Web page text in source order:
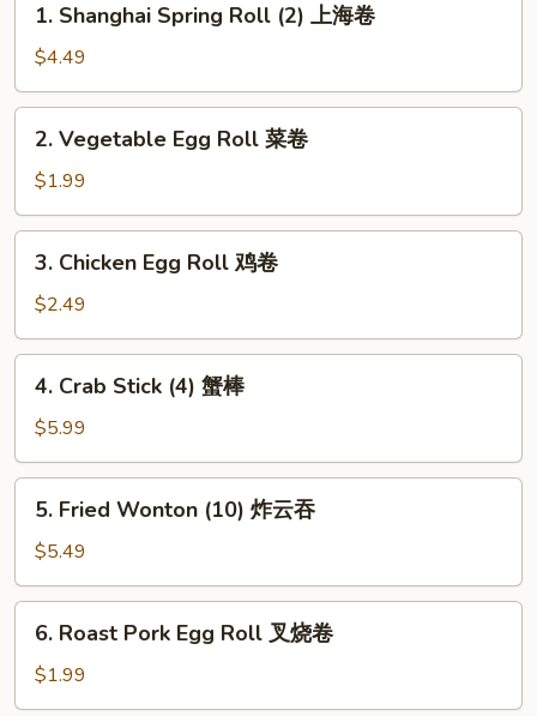
Shanghai
Spring
Roll
(2)
1. Shanghai Spring Roll (2) 上海卷
$4.49
Vegetable
Egg
Roll
菜
2. Vegetable Egg Roll 菜卷
$1.99
Chicken
Egg
Roll
鸡
3. Chicken Egg Roll 鸡卷
$2.49
Crab
Stick
(4)
蟹
4. Crab Stick (4) 蟹棒
$5.99
Fried
Wonton
(10)
炸
5. Fried Wonton (10) 炸云吞
$5.49
Roast
Pork
Egg
6. Roast Pork Egg Roll 叉烧卷
$1.99